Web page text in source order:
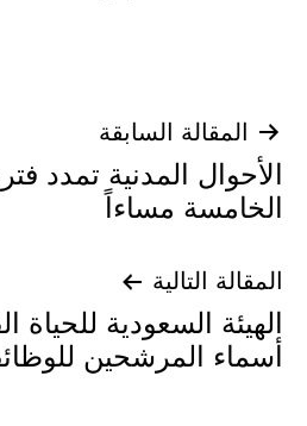
تصفّح
المقالات
المقالة السابقة
الأحوال المدنية تمدد
الخامسة مساءاً
المقالة التالية
الهيئة السعودية للحياة
أسماء المرشحين